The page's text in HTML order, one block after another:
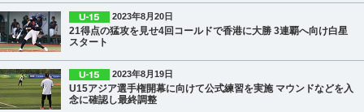
2023年8月20日
21得点の猛攻を見せ4回コールドで香港に大勝 3連覇へ向け白星
スタート
2023年8月19日
U15アジア選手権開幕に向けて公式練習を実施 マウンドなどを入
念に確認し最終調整